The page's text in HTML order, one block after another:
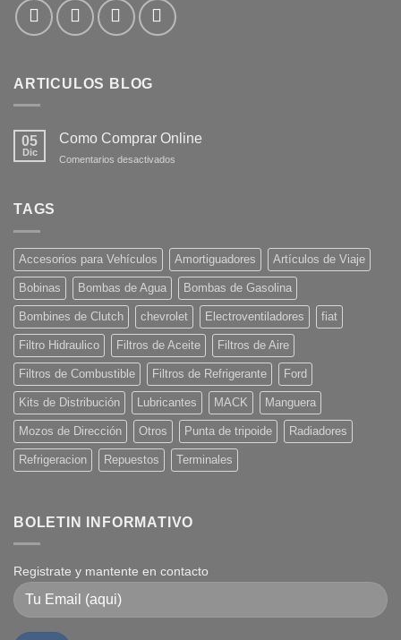
ARTICULOS BLOG
05
Dic
Como Comprar Online
Comentarios desactivados
TAGS
Accesorios para Vehículos Amortiguadores Artículos de Viaje
Bobinas Bombas de Agua Bombas de Gasolina
Bombines de Clutch chevrolet Electroventiladores fiat
Filtro Hidraulico Filtros de Aceite Filtros de Aire
Filtros de Combustible Filtros de Refrigerante Ford
Kits de Distribución Lubricantes MACK Manguera
Mozos de Dirección Otros Punta de tripoide Radiadores
Refrigeracion Repuestos Terminales
BOLETIN INFORMATIVO
Registrate y mantente en contacto